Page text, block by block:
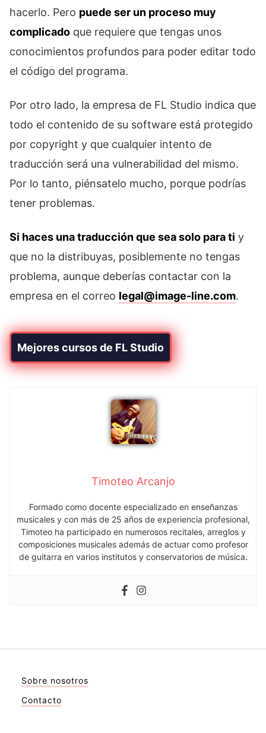
hacerlo. Pero puede ser un proceso muy
complicado que requiere que tengas unos
conocimientos profundos para poder editar todo
el código del programa.
Por otro lado, la empresa de FL Studio indica que
todo el contenido de su software está protegido
por copyright y que cualquier intento de
traducción será una vulnerabilidad del mismo.
Por lo tanto, piénsatelo mucho, porque podrías
tener problemas.
Si haces una traducción que sea solo para ti y
que no la distribuyas, posiblemente no tengas
problema, aunque deberías contactar con la
empresa en el correo legal@image-line.com.
Mejores cursos de FL Studio
Timoteo Arcanjo
Formado como docente especializado en enseñanzas
musicales y con más de 25 años de experiencia profesional,
Timoteo ha participado en numerosos recitales, arreglos y
composiciones musicales además de actuar como profesor
de guitarra en varios institutos y conservatorios de música.
Sobre nosotros
Contacto